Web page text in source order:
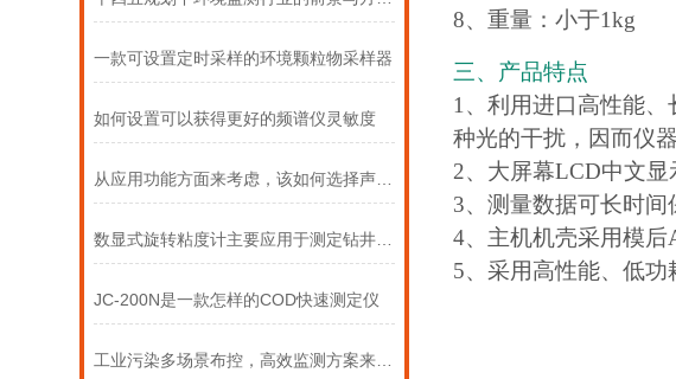
一款可设置定时采样的环境颗粒物采样器
如何设置可以获得更好的频谱仪灵敏度
JC-200N是一款怎样的COD快速测定仪
8、重量：小于1kg
三、产品特点
1、利用进口高性能
种光的干扰，因而仪
2、大屏幕LCD中文显
3、测量数据可长时间
4、主机机壳采用模后
5、采用高性能、低功